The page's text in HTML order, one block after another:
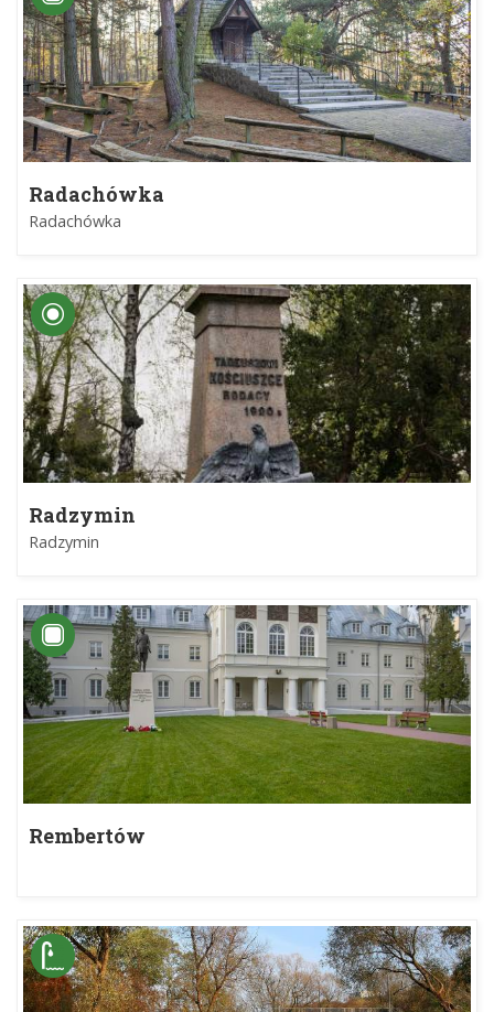
Radachówka
Radachówka
Radzymin
Radzymin
Rembertów